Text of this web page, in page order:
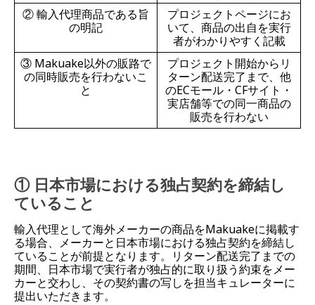
② 輸入代理商品である旨
の明記
プロジェクトページにお
いて、商品の出自を実行
者がわかりやすく記載
③ Makuake以外の販路で
の同時販売を行わないこ
と
プロジェクト開始からリ
ターン配送完了まで、他
のECモール・CFサイト・
実店舗等での同一商品の
販売を行わない
① 日本市場における独占契約を締結し
ていること
輸入代理として海外メーカーの商品をMakuakeに掲載す
る場合、メーカーと日本市場における独占契約を締結し
ていることが前提となります。リターン配送完了までの
期間、日本市場で実行者が独占的に取り扱う約束をメー
カーと交わし、その契約書の写しを担当キュレーターに
提出いただきます。